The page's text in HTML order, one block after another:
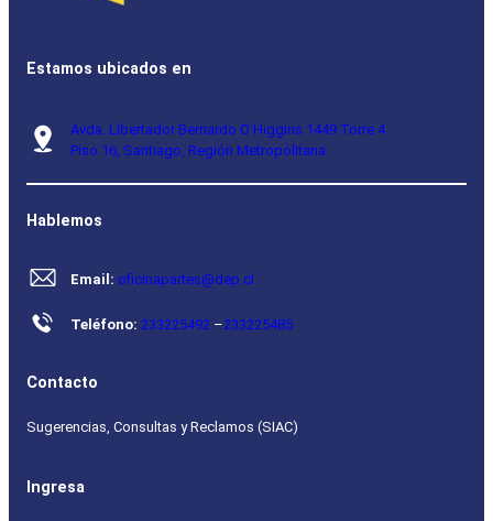
Estamos ubicados en
Avda. Libertador Bernardo O’Higgins 1449 Torre 4
Piso 16, Santiago, Región Metropolitana.
Hablemos
Email: oficinapartes@dep.cl
Teléfono: 233225492 –233225485
Contacto
Sugerencias, Consultas y Reclamos (SIAC)
Ingresa